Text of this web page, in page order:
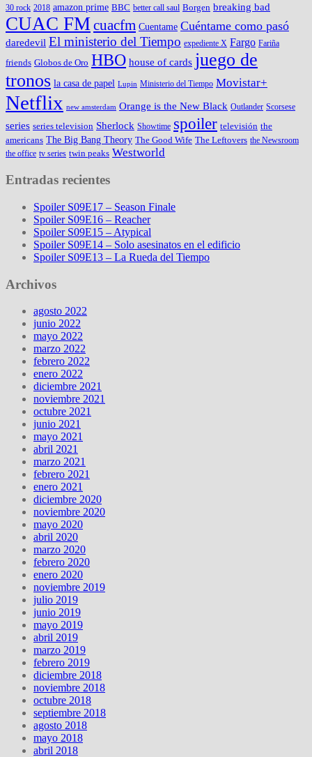
30 rock 2018 amazon prime BBC better call saul Borgen breaking bad
CUAC FMcuacfm Cuentame Cuéntame como pasó
daredevil El ministerio del Tiempo expediente X Fargo Fariña
friends Globos de Oro HBO house of cards juego de
tronos la casa de papel Lupin Ministerio del Tiempo Movistar+
Netflix new amsterdam Orange is the New Black Outlander Scorsese
series series television Sherlock Showtime spoiler televisión the
americans The Big Bang Theory The Good Wife The Leftovers the Newsroom
the office tv series twin peaks Westworld
Entradas recientes
Spoiler S09E17 – Season Finale
Spoiler S09E16 – Reacher
Spoiler S09E15 – Atypical
Spoiler S09E14 – Solo asesinatos en el edificio
Spoiler S09E13 – La Rueda del Tiempo
Archivos
agosto 2022
junio 2022
mayo 2022
marzo 2022
febrero 2022
enero 2022
diciembre 2021
noviembre 2021
octubre 2021
junio 2021
mayo 2021
abril 2021
marzo 2021
febrero 2021
enero 2021
diciembre 2020
noviembre 2020
mayo 2020
abril 2020
marzo 2020
febrero 2020
enero 2020
noviembre 2019
julio 2019
junio 2019
mayo 2019
abril 2019
marzo 2019
febrero 2019
diciembre 2018
noviembre 2018
octubre 2018
septiembre 2018
agosto 2018
mayo 2018
abril 2018